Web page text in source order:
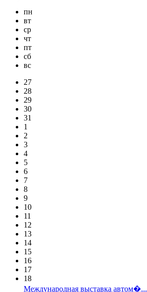
пн
вт
ср
чт
пт
сб
вс
27
28
29
30
31
1
2
3
4
5
6
7
8
9
10
11
12
13
14
15
16
17
18
Международная выставка автом�...